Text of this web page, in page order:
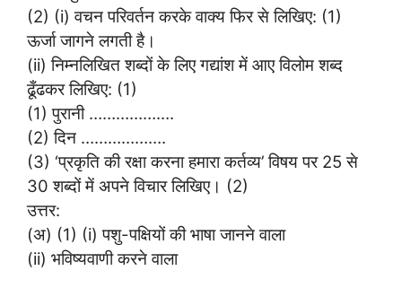
(2) (i) वचन परिवर्तन करके वाक्य फिर से लिखिए: (1)
ऊर्जा जागने लगती है।
(ii) निम्नलिखित शब्दों के लिए गद्यांश में आए विलोम शब्द
ढूँढकर लिखिए: (1)
(1) पुरानी ……………….
(2) दिन ……………….
(3) ‘प्रकृति की रक्षा करना हमारा कर्तव्य’ विषय पर 25 से
30 शब्दों में अपने विचार लिखिए। (2)
उत्तर:
(अ) (1) (i) पशु-पक्षियों की भाषा जानने वाला
(ii) भविष्यवाणी करने वाला